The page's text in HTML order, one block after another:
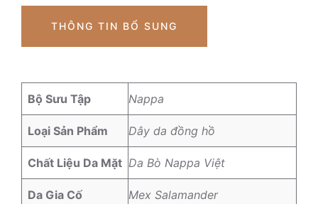
THÔNG TIN BỔ SUNG
Bộ Sưu Tập Nappa
Loại Sản Phẩm Dây da đồng hồ
Chất Liệu Da Mặt Da Bò Nappa Việt
Da Gia Cố Mex Salamander